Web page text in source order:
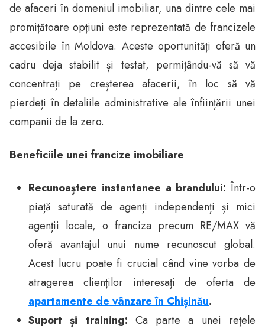
de afaceri în domeniul imobiliar, una dintre cele mai
promițătoare opțiuni este reprezentată de francizele
accesibile în Moldova. Aceste oportunități oferă un
cadru deja stabilit și testat, permițându-vă să vă
concentrați pe creșterea afacerii, în loc să vă
pierdeți în detaliile administrative ale înființării unei
companii de la zero.
Beneficiile unei francize imobiliare
Recunoaștere instantanee a brandului: Într-o
piață saturată de agenți independenți și mici
agenții locale, o franciza precum RE/MAX vă
oferă avantajul unui nume recunoscut global.
Acest lucru poate fi crucial când vine vorba de
atragerea clienților interesați de oferta de
apartamente de vânzare în Chișinău.
Suport și training: Ca parte a unei rețele